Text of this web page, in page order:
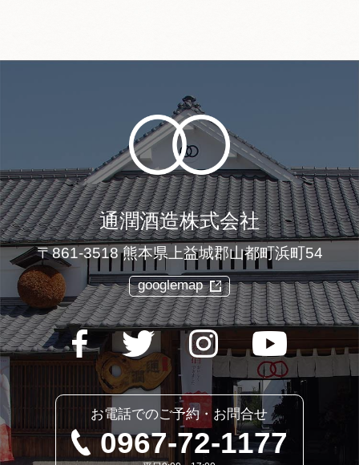
通潤酒造株式会社
〒861-3518 熊本県上益城郡山都町浜町54
googlemap
お電話でのご予約・お問合せ
0967-72-1177